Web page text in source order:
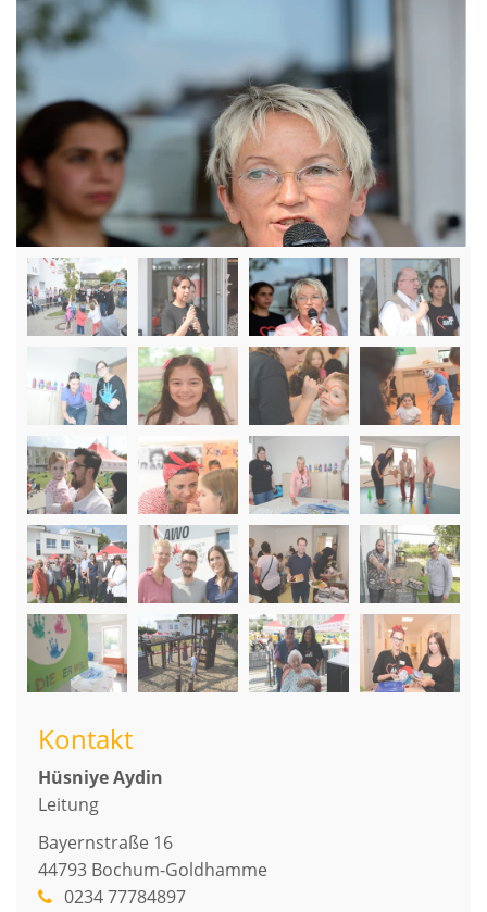
Kontakt
Hüsniye Aydin
Leitung
Bayernstraße 16
44793 Bochum-Goldhamme
0234 77784897